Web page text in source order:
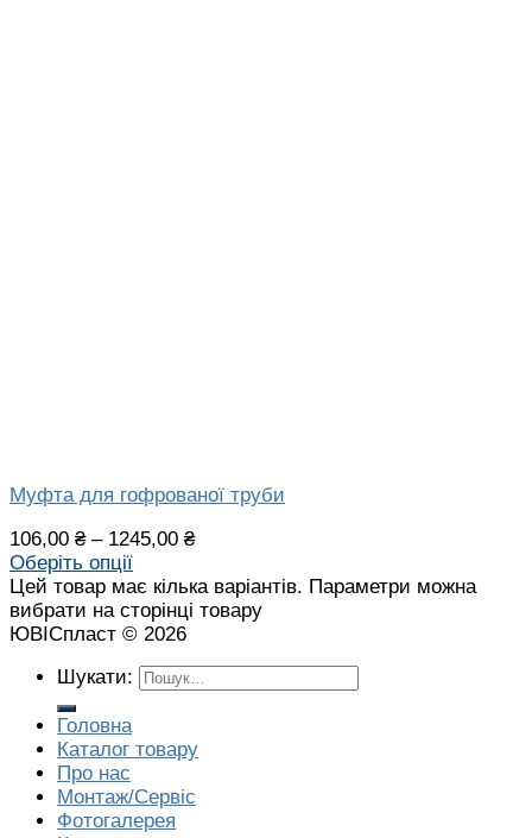
Муфта для гофрованої труби
106,00 ₴– 1245,00 ₴
Оберіть опції
Цей товар має кілька варіантів. Параметри можна
вибрати на сторінці товару
ЮВІСпласт © 2026
Шукати:
Головна
Каталог товару
Про нас
Монтаж/Сервіс
Фотогалерея